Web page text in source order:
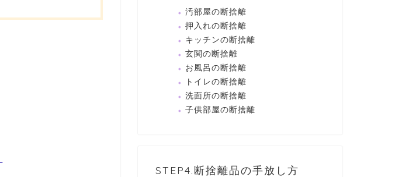
汚部屋の断捨離
押入れの断捨離
キッチンの断捨離
玄関の断捨離
お風呂の断捨離
トイレの断捨離
洗面所の断捨離
子供部屋の断捨離
STEP4.断捨離品の手放し方